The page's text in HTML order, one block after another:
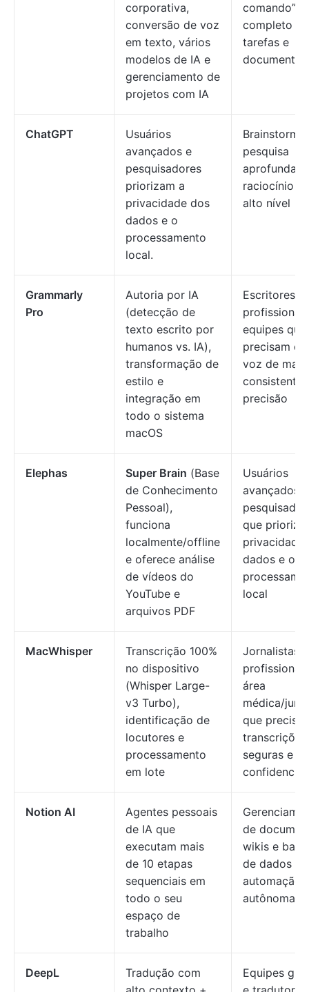
corporativa,
conversão de voz
em texto, vários
modelos de IA e
gerenciamento de
projetos com IA
comando”
completo
tarefas e
documentos
ChatGPT
Usuários
avançados e
pesquisadores
priorizam a
privacidade dos
dados e o
processamento
local.
pesquisa
raciocínio
alto nível
Grammarly
Pro
Autoria por IA
(detecção de
texto escrito por
humanos vs. IA),
transformação de
estilo e
integração em
todo o sistema
macOS
Escritores
equipes que
precisam
voz de
consistente
precisão
Elephas Super Brain (Base
de Conhecimento
Pessoal),
funciona
localmente/offline
e oferece análise
de vídeos do
YouTube e
arquivos PDF
Usuários
avançados e
que
privacidade
dados e o
local
MacWhisper
Transcrição 100%
no dispositivo
(Whisper Large-
v3 Turbo),
identificação de
locutores e
processamento
em lote
Jornalistas e
área
médica/
que
transcrições
seguras e
Notion AI
Agentes pessoais
de IA que
executam mais
de 10 etapas
sequenciais em
todo o seu
espaço de
trabalho
de
wikis e
de dados
automação
autônoma
DeepL
Tradução com
Equipes